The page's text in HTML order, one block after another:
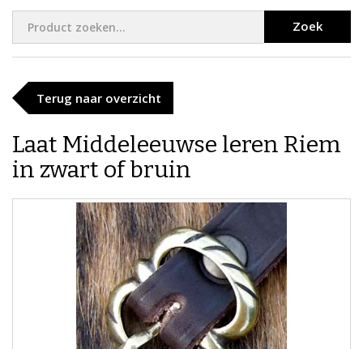
Zoek
Terug naar overzicht
Laat Middeleeuwse leren Riem
in zwart of bruin